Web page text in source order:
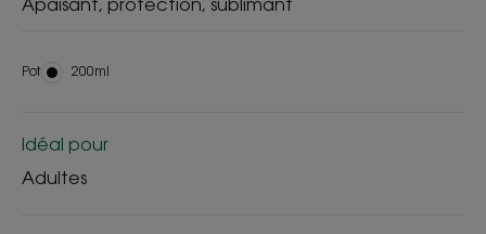
Pot Pot
200ml
Idéal pour
Adultes